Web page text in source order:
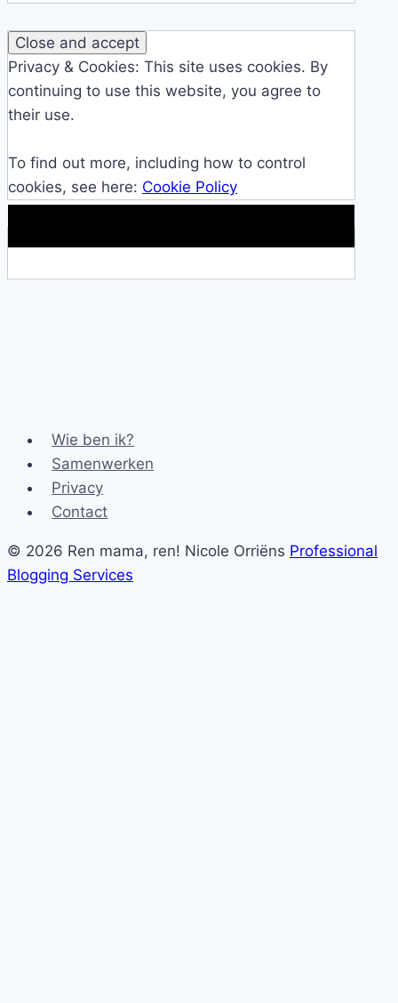
Privacy & Cookies: This site uses cookies. By
continuing to use this website, you agree to
their use.
To find out more, including how to control
cookies, see here: Cookie Policy
Wie ben ik?
Samenwerken
Privacy
Contact
© 2026 Ren mama, ren! Nicole Orriëns Professional
Blogging Services